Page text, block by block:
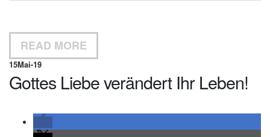
READ MORE
15Mai-19
Gottes Liebe verändert Ihr Leben!